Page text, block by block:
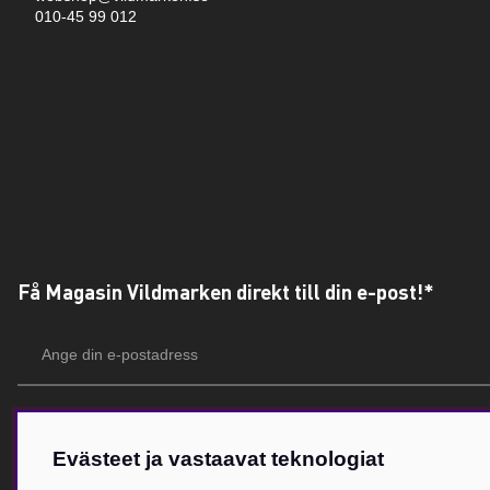
010-45 99 012
Få Magasin Vildmarken direkt till din e-post!*
postadress
Evästeet ja vastaavat teknologiat